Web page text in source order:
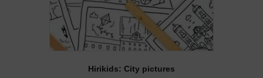
Hirikids: City pictures